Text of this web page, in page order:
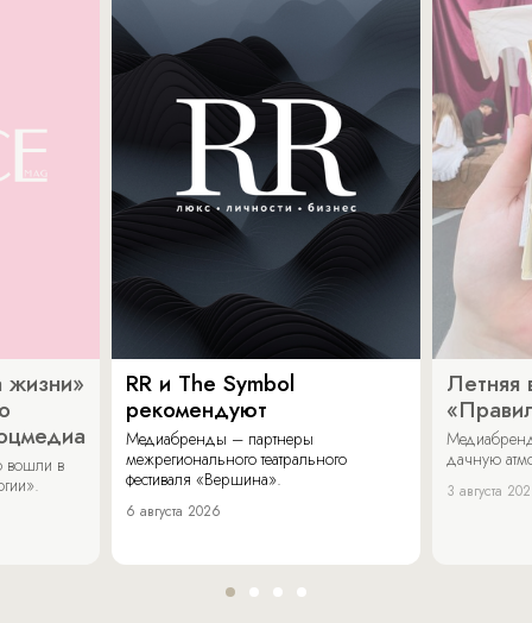
жизни»
вошли в
RR и The Symbol
рекомендуют
Медиабренды – партнеры
межрегионального театрального
фестиваля «Вершина».
6 августа 2026
Летняя
дачную
3 августа